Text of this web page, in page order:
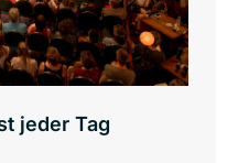
jeder Tag